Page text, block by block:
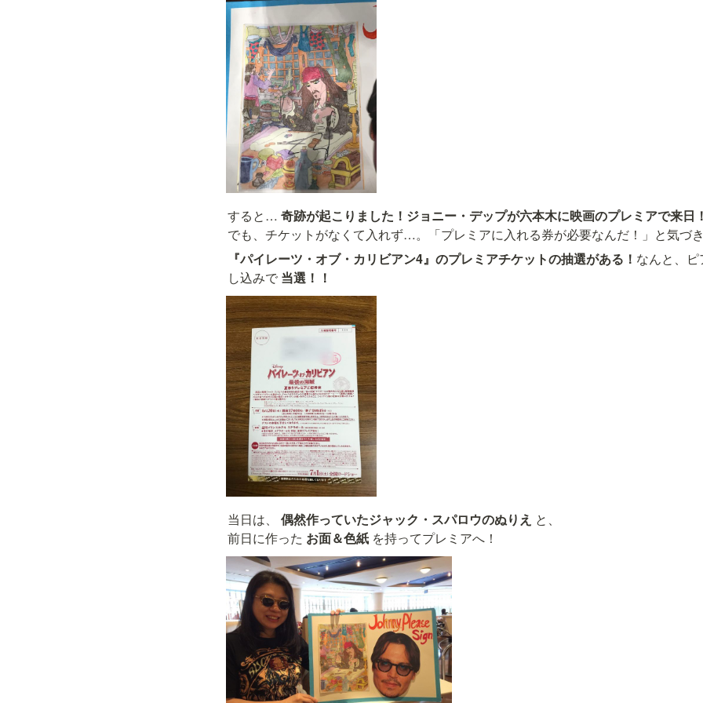
すると…
『パイレーツ・オブ・カリビアン4』のプレミアチケットの抽選がある！ なんと、
し込みで
当日は、 偶然作っていたジャック・スパロウのぬりえ と、
前日に作った お面＆色紙 を持ってプレミアへ！